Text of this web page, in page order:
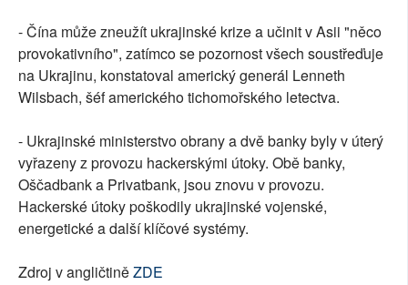
- Čína může zneužít ukrajinské krize a učinit v Asii "něco
provokativního", zatímco se pozornost všech soustřeďuje
na Ukrajinu, konstatoval americký generál Lenneth
Wilsbach, šéf amerického tichomořského letectva.
- Ukrajinské ministerstvo obrany a dvě banky byly v úterý
vyřazeny z provozu hackerskými útoky. Obě banky,
Oščadbank a Privatbank, jsou znovu v provozu.
Hackerské útoky poškodily ukrajinské vojenské,
energetické a další klíčové systémy.
Zdroj v angličtiněZDE